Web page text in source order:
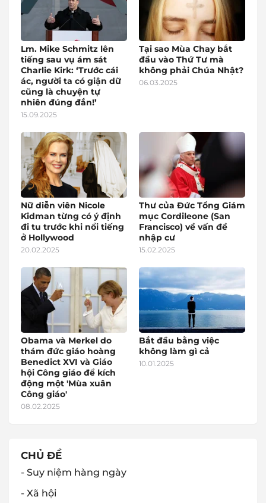
Lm. Mike Schmitz lên
tiếng sau vụ ám sát
Charlie Kirk: ‘Trước cái
ác, người ta có giận dữ
cũng là chuyện tự
nhiên đúng đắn!’
15.09.2025
Tại sao Mùa Chay bắt
đầu vào Thứ Tư mà
không phải Chúa Nhật?
06.03.2025
Nữ diễn viên Nicole
Kidman từng có ý định
đi tu trước khi nổi tiếng
ở Hollywood
20.02.2025
Thư của Đức Tổng Giám
mục Cordileone (San
Francisco) về vấn đề
nhập cư
15.02.2025
Obama và Merkel do
thám đức giáo hoàng
Benedict XVI và Giáo
hội Công giáo để kích
động một 'Mùa xuân
Công giáo'
08.02.2025
Bắt đầu bằng việc
không làm gì cả
10.01.2025
CHỦ ĐỀ
- Suy niệm hàng ngày
- Xã hội